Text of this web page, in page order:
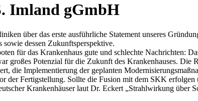
Imland gGmbH
über das erste ausführliche Statement unseres
sowie dessen Zukunftsperspektive.
für das Krankenhaus gute und schlechte Nachrichten:
Potenzial für die Zukunft des Krankenhauses. Die
die Implementierung der geplanten
der Fertigstellung. Sollte die Fusion mit dem SKK
Krankenhäuser laut Dr. Eckert „Strahlwirkung über